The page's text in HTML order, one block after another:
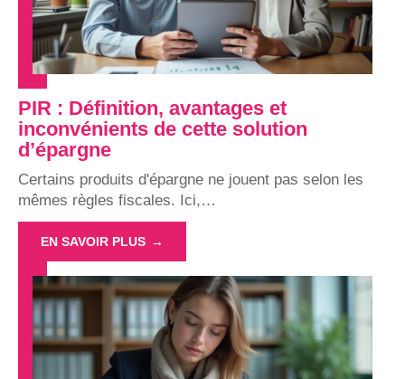
PIR : Définition, avantages et
inconvénients de cette solution
d’épargne
Certains produits d'épargne ne jouent pas selon les
mêmes règles fiscales. Ici,…
EN SAVOIR PLUS